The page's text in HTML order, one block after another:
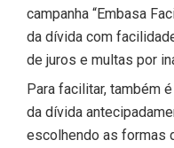
campanha “Embasa
da dívida com
de juros e multas por
Para facilitar, também
da dívida
escolhendo as formas